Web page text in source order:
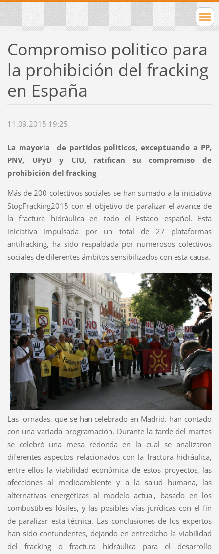
Compromiso politico para
la prohibición del fracking
en España
11.09.2015 19:25
La mayoría de partidos políticos, exceptuando a PP,
PNV, UPyD y CIU, ratifican su compromiso de
prohibición del fracking
Más de 200 colectivos sociales se han sumado a la iniciativa
StopFracking2015 con el objetivo de paralizar el avance de
la fractura hidráulica en todo el Estado español. Esta
iniciativa impulsada por un total de 27 plataformas
antifracking, ha sido respaldada por numerosos colectivos
sociales de diferentes ámbitos sensibilizados con esta causa.
Las jornadas, que se han celebrado en Madrid, han contado
con una variada programación. Durante la tarde del martes
se celebró una mesa redonda en la cual se analizaron
diferentes aspectos relacionados con la fractura hidráulica,
entre ellos la viabilidad económica de estos proyectos, las
afecciones al medioambiente y a la salud humana, las
alternativas energéticas al modelo actual, basado en los
combustibles fósiles, y las posibles vías jurídicas con el fin
de paralizar esta técnica. Las conclusiones de los expertos
han sido contundentes, dejando en entredicho la viabilidad
del fracking o fractura hidráulica para el desarrollo